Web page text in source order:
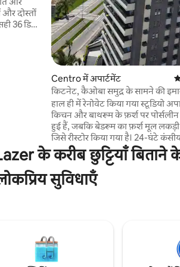
और दोस्तों
36 डिग्री
Centro में अपार्टमेंट
किटनेट, कैओबा समुद्र के सामने की
हाल ही में रेनोवेट किया गया स्टूडियो
किचन और बाथरूम के फ़र्श पर
हुई हैं, जबकि बेडरूम का फ़र्श मूल लकड़ी
जिसे रीस्टोर किया गया है। 24-घंटे
इमारत, ब्रावा बीच पर समुद्र के सामने
से 3 ब्लॉक दूर, काओबा के सबसे अच्छे हिस्से
और पहाड़ों का लेटरल व्यू। बारहवीं मंज़िल। अपार्टमेंट
में किचन की बुनियादी चीज़ें हैं। पार्किंग की कोई जगह
के करीब छुट्टियाँ बिताने
सुविधाएँ